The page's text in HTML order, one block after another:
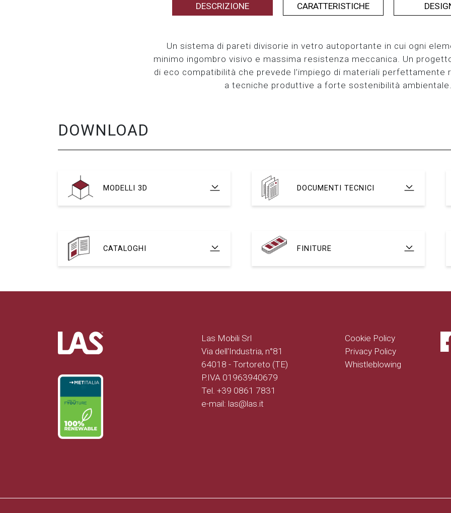
DESCRIZIONE CARATTERISTICHE
Un sistema di pareti divisorie in vetro autoportante in cui ogni
minimo ingombro visivo e massima resistenza meccanica. Un
di eco compatibilità che prevede l’impiego di materiali perfettamente
a tecniche produttive a forte sostenibilità
DOWNLOAD
MODELLI 3D DOCUMENTI TECNICI
CATALOGHI FINITURE
Las Mobili Srl
Via dell'Industria, n°81
64018 - Tortoreto (TE)
P.IVA 01963940679
Tel. +39 0861 7831
e-mail: las@las.it
Cookie Policy
Privacy Policy
Whistleblowing